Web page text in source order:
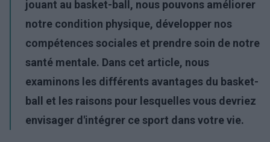
jouant au basket-ball, nous pouvons améliorer
notre condition physique, développer nos
compétences sociales et prendre soin de notre
santé mentale. Dans cet article, nous
examinons les différents avantages du basket-
ball et les raisons pour lesquelles vous devriez
envisager d'intégrer ce sport dans votre vie.